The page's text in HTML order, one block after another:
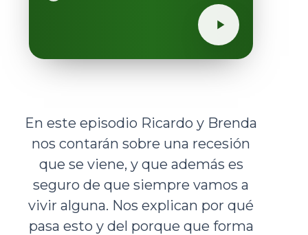
En este episodio Ricardo y Brenda
nos contarán sobre una recesión
que se viene, y que además es
seguro de que siempre vamos a
vivir alguna. Nos explican por qué
pasa esto y del porque que forma